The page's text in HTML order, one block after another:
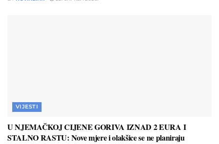
VIJESTI
U NJEMAČKOJ CIJENE GORIVA IZNAD 2 EURA I
STALNO RASTU: Nove mjere i olakšice se ne planiraju